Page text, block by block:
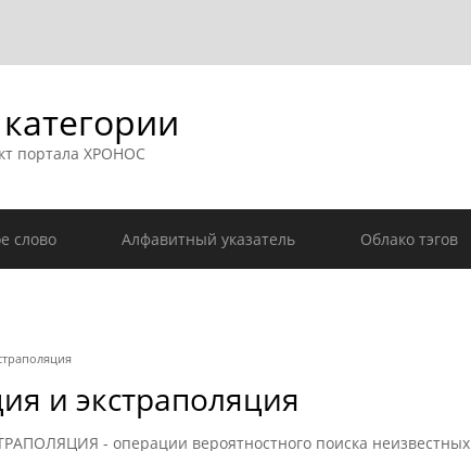
портала ХРОНОС
слово Алфавитный указатель Облако тэгов
и экстраполяция
- операции вероятностного поиска неизвестных